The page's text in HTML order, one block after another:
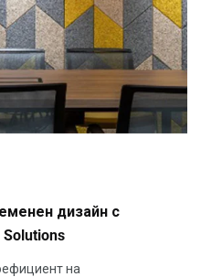
дизайн с
Solutions
на